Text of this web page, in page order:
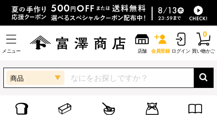
メニュー 店舗 会員登録 ログイン 買い物かご
0
商品